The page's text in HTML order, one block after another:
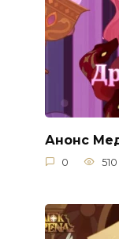
Анонс
0 510